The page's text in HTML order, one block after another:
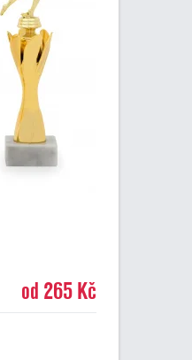
od 265 Kč